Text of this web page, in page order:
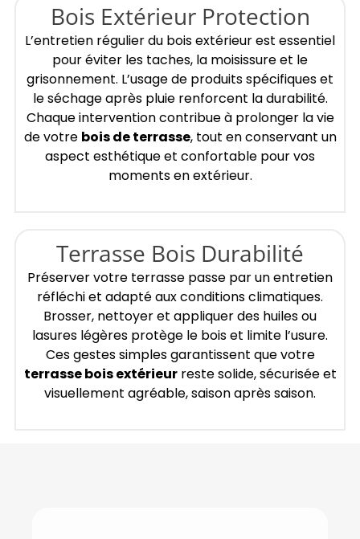
Bois Extérieur Protection
L’entretien régulier du bois extérieur est essentiel
pour éviter les taches, la moisissure et le
grisonnement. L’usage de produits spécifiques et
le séchage après pluie renforcent la durabilité.
Chaque intervention contribue à prolonger la vie
de votre bois de terrasse, tout en conservant un
aspect esthétique et confortable pour vos
moments en extérieur.
Terrasse Bois Durabilité
Préserver votre terrasse passe par un entretien
réfléchi et adapté aux conditions climatiques.
Brosser, nettoyer et appliquer des huiles ou
lasures légères protège le bois et limite l’usure.
Ces gestes simples garantissent que votre
terrasse bois extérieurreste solide, sécurisée et
visuellement agréable, saison après saison.